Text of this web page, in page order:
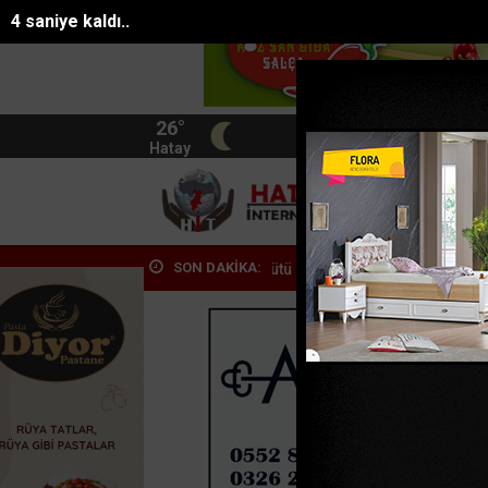
2 saniye kaldı..
26°
Hatay
BIST 13.744
HATAY
SON DAKİKA:
yamaç paraşütü sporcusu... Mersin film sektöründe